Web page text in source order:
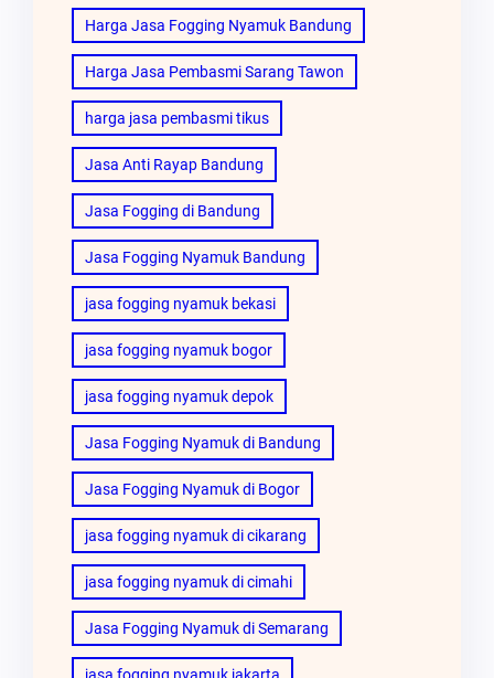
Harga Jasa Fogging Nyamuk Bandung
Harga Jasa Pembasmi Sarang Tawon
harga jasa pembasmi tikus
Jasa Anti Rayap Bandung
Jasa Fogging di Bandung
Jasa Fogging Nyamuk Bandung
jasa fogging nyamuk bekasi
jasa fogging nyamuk bogor
jasa fogging nyamuk depok
Jasa Fogging Nyamuk di Bandung
Jasa Fogging Nyamuk di Bogor
jasa fogging nyamuk di cikarang
jasa fogging nyamuk di cimahi
Jasa Fogging Nyamuk di Semarang
jasa fogging nyamuk jakarta